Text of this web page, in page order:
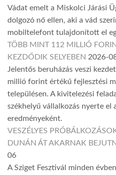
Vádat emelt a Miskolci Járási
dolgozó nő ellen, aki a vád
mobiltelefont tulajdonított el
TÖBB MINT 112 MILLIÓ
KEZDŐDIK SELYEBEN 2026-
Jelentős beruházás veszi
millió forint értékű fejlesztési
településen. A kivitelezési
székhelyű vállalkozás nyerte el
eredményeként.
VESZÉLYES
DUNÁN ÁT AKARNAK
06
A Sziget Fesztivál minden